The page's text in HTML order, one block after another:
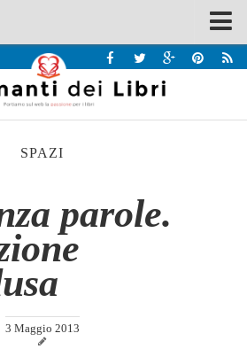
SPAZI
parole.
3 Maggio 2013